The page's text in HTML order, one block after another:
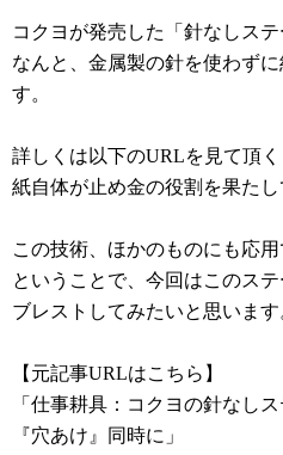
コクヨが発売した「針なしステ
なんと、金属製の針を使わず
す。
詳しくは以下のURLを見て頂く
紙自体が止め金の役割を果たし
この技術、ほかのものにも応用
ということで、今回はこのス
ブレストしてみたいと思います
【元記事URLはこちら】
「仕事耕具：コクヨの針なし
『穴あけ』同時に」